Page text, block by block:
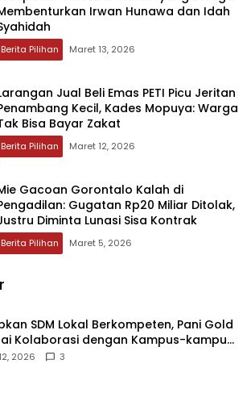
Irwan Hunawa dan Idah
Berita Pilihan Maret 13, 2026
Jual Beli Emas PETI Picu Jeritan
Kecil, Kades Mopuya: Warga
Bisa Bayar Zakat‎‎
Berita Pilihan Maret 12, 2026
Gacoan Gorontalo Kalah di
Gugatan Rp20 Miliar Ditolak,
Diminta Lunasi Sisa Kontrak‎‎
Berita Pilihan Maret 5, 2026
SDM Lokal Berkompeten, Pani Gold
Kolaborasi dengan Kampus-kampus
2026 3